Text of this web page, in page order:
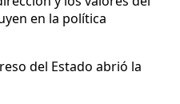
en la política
del Estado abrió la